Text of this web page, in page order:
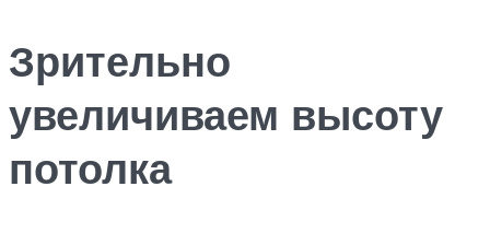
Зрительно
увеличиваем высоту
потолка